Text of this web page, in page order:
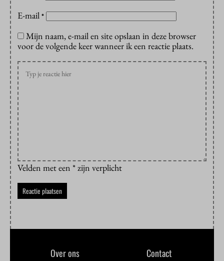
E-mail *
Mijn naam, e-mail en site opslaan in deze browser
voor de volgende keer wanneer ik een reactie plaats.
Velden met een * zijn verplicht
Over ons Contact